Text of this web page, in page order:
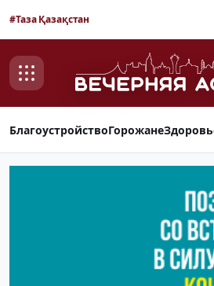
#Таза Қазақстан
БлагоустройствоГорожане